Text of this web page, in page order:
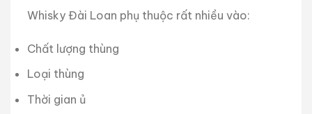
Whisky Đài Loan phụ thuộc rất nhiều vào:
Chất lượng thùng
Loại thùng
Thời gian ủ